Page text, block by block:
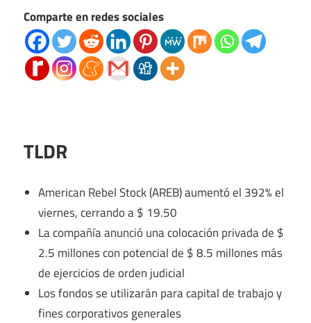
Comparte en redes sociales
TLDR
American Rebel Stock (AREB) aumentó el 392% el
viernes, cerrando a $ 19.50
La compañía anunció una colocación privada de $
2.5 millones con potencial de $ 8.5 millones más
de ejercicios de orden judicial
Los fondos se utilizarán para capital de trabajo y
fines corporativos generales